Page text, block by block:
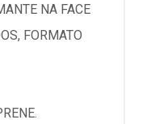
NA FACE
FORMATO